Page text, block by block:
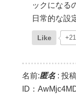
ックになる
日常的な設
Like +21
名前:匿名: 投
ID：